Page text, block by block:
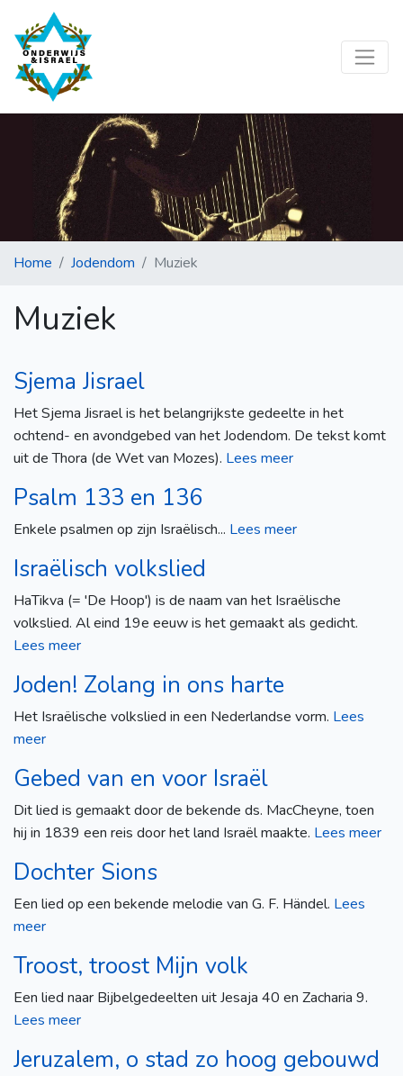
Home Jodendom Muziek
Muziek
Sjema Jisrael
Het Sjema Jisrael is het belangrijkste gedeelte in het
ochtend- en avondgebed van het Jodendom. De tekst komt
uit de Thora (de Wet van Mozes). Lees meer
Psalm 133 en 136
Enkele psalmen op zijn Israëlisch... Lees meer
Israëlisch volkslied
HaTikva (= 'De Hoop') is de naam van het Israëlische
volkslied. Al eind 19e eeuw is het gemaakt als gedicht.
Lees meer
Joden! Zolang in ons harte
Het Israëlische volkslied in een Nederlandse vorm. Lees
meer
Gebed van en voor Israël
Dit lied is gemaakt door de bekende ds. MacCheyne, toen
hij in 1839 een reis door het land Israël maakte. Lees meer
Dochter Sions
Een lied op een bekende melodie van G. F. Händel. Lees
meer
Troost, troost Mijn volk
Een lied naar Bijbelgedeelten uit Jesaja 40 en Zacharia 9.
Lees meer
Jeruzalem, o stad zo hoog gebouwd